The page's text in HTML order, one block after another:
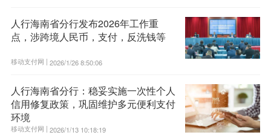
人行海南省分行发布2026年工作重
点，涉跨境人民币，支付，反洗钱等
移动支付网 | 2026/1/26 8:50:06
人行海南省分行：稳妥实施一次性个人
信用修复政策，巩固维护多元便利支付
环境
移动支付网 | 2026/1/13 10:18:19